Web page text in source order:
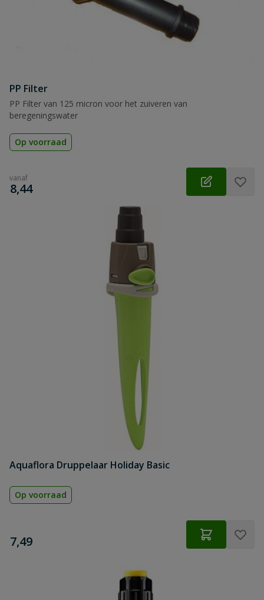
PP Filter
PP Filter van 125 micron voor het zuiveren van
beregeningswater
Op voorraad
vanaf
€
8,44
Aquaflora Druppelaar Holiday Basic
Op voorraad
€
7,49